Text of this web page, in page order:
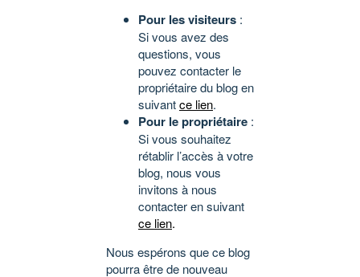
Pour les visiteurs :
Si vous avez des
questions, vous
pouvez contacter le
propriétaire du blog en
suivantce lien.
Pour le propriétaire :
Si vous souhaitez
rétablir l’accès à votre
blog, nous vous
invitons à nous
contacter en suivant
ce lien.
Nous espérons que ce blog
pourra être de nouveau